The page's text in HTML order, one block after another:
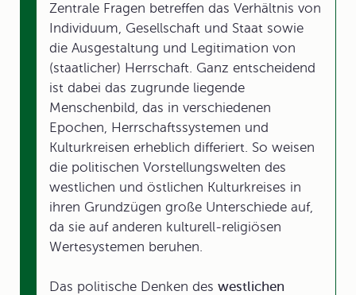
Zentrale Fragen betreffen das Verhältnis von
Individuum, Gesellschaft und Staat sowie
die Ausgestaltung und Legitimation von
(staatlicher) Herrschaft. Ganz entscheidend
ist dabei das zugrunde liegende
Menschenbild, das in verschiedenen
Epochen, Herrschaftssystemen und
Kulturkreisen erheblich differiert. So weisen
die politischen Vorstellungswelten des
westlichen und östlichen Kulturkreises in
ihren Grundzügen große Unterschiede auf,
da sie auf anderen kulturell-religiösen
Wertesystemen beruhen.
Das politische Denken des westlichen